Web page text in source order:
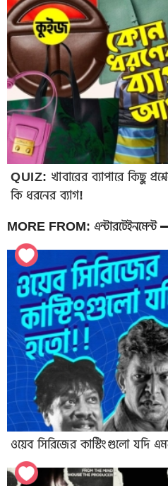
QUIZ: খাবারের ব্যাপারে কিছু
কি ধরনের ব্যাগ!
MORE FROM: এন্টারটেইনমেন্ট
ওয়েব সিরিজের কাস্টিংগুলো যদি